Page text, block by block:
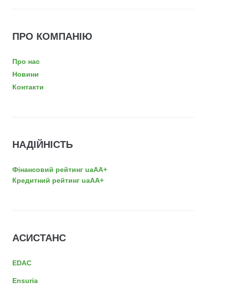
ПРО КОМПАНІЮ
Про нас
Новини
Контакти
НАДІЙНІСТЬ
Фінансовий рейтинг uaAA+
Кредитний рейтинг uaAA+
АСИСТАНС
EDAC
Ensuria